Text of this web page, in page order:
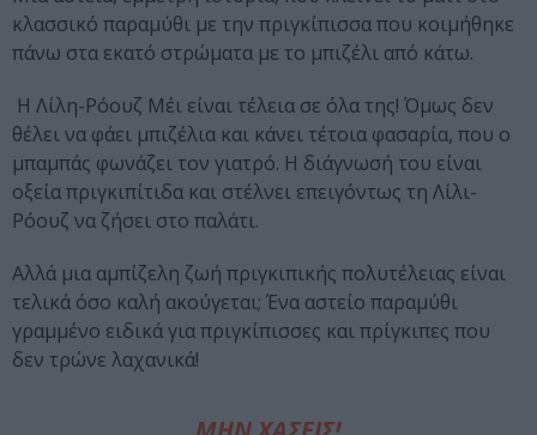
κλασσικό παραμύθι με την πριγκίπισσα που κοιμήθηκε
πάνω στα εκατό στρώματα με το μπιζέλι από κάτω.
Η Λίλη-Ρόουζ Μέι είναι τέλεια σε όλα της! Όμως δεν
θέλει να φάει μπιζέλια και κάνει τέτοια φασαρία, που ο
μπαμπάς φωνάζει τον γιατρό. Η διάγνωσή του είναι
οξεία πριγκιπίτιδα και στέλνει επειγόντως τη Λίλι-
Ρόουζ να ζήσει στο παλάτι.
Αλλά μια αμπίζελη ζωή πριγκιπικής πολυτέλειας είναι
τελικά όσο καλή ακούγεται; Ένα αστείο παραμύθι
γραμμένο ειδικά για πριγκίπισσες και πρίγκιπες που
δεν τρώνε λαχανικά!